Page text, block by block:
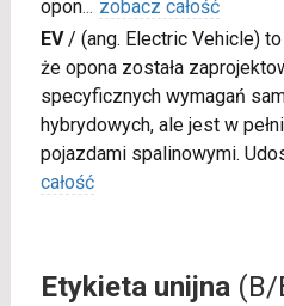
opon... zobacz całość
EV/ (ang. Electric Vehicle)
że opona została
specyficznych wymagań
hybrydowych, ale jest w
pojazdami spalinowymi.
całość
Etykieta unijna(B/